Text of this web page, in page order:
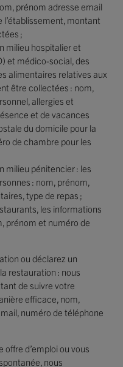
prénom adresse email
l’établissement, montant
;
milieu hospitalier et
et médico-social, des
alimentaires relatives aux
être collectées : nom,
allergies et
et de vacances
du domicile pour la
de chambre pour les
milieu pénitencier : les
: nom, prénom,
type de repas ;
les informations
prénom et numéro de
ou déclarez un
restauration : nous
de suivre votre
efficace, nom,
numéro de téléphone
offre d’emploi ou vous
nous